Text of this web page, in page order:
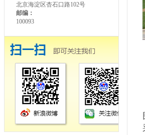
北京海淀区杏石口路102号
邮编：
100093